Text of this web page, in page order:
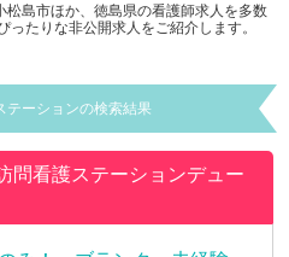
島市ほか、徳島県の看護師求人を多数
たりな非公開求人をご紹介します。
テーションの検索結果
問看護ステーションデュー